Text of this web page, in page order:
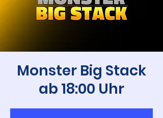
Monster Big Stack
ab 18:00 Uhr